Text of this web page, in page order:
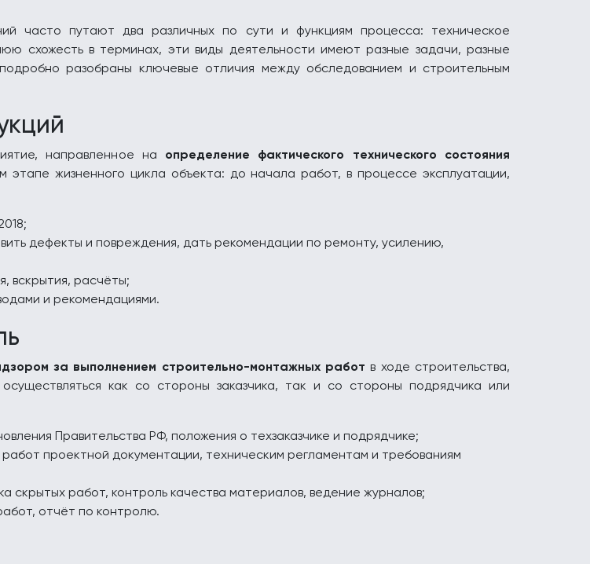
часто путают два различных по сути и функциям процесса: техническое
схожесть в терминах, эти виды деятельности имеют разные задачи, разные
разобраны ключевые отличия между обследованием и строительным
направленное на определение фактического технического состояния
жизненного цикла объекта: до начала работ, в процессе эксплуатации,
дефекты и повреждения, дать рекомендации по ремонту, усилению,
вскрытия, расчёты;
и рекомендациями.
за выполнением строительно-монтажных работ в ходе строительства,
как со стороны заказчика, так и со стороны подрядчика или
Правительства РФ, положения о техзаказчике и подрядчике;
проектной документации, техническим регламентам и требованиям
скрытых работ, контроль качества материалов, ведение журналов;
отчёт по контролю.